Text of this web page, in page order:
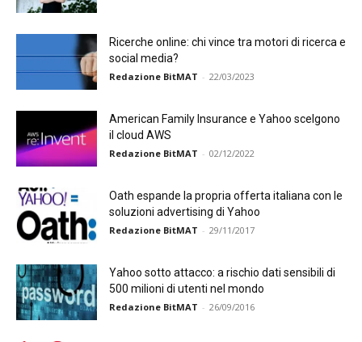
Ricerche online: chi vince tra motori di ricerca e
social media?
Redazione BitMAT - 22/03/2023
American Family Insurance e Yahoo scelgono
il cloud AWS
Redazione BitMAT - 02/12/2022
Oath espande la propria offerta italiana con le
soluzioni advertising di Yahoo
Redazione BitMAT - 29/11/2017
Yahoo sotto attacco: a rischio dati sensibili di
500 milioni di utenti nel mondo
Redazione BitMAT - 26/09/2016